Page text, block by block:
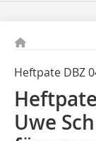
Heftpate DBZ
Uwe